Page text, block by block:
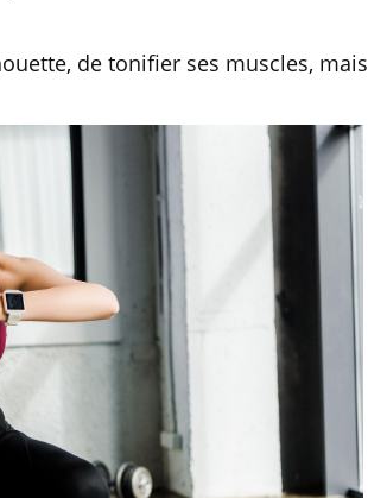
de tonifier ses muscles, mais